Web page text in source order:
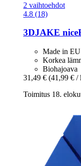
2 vaihtoehdot
4.8 (18)
3DJAKE
Made in EU
Korkea
Biohajoava
31,49 € (41,99 € /
Toimitus 18.